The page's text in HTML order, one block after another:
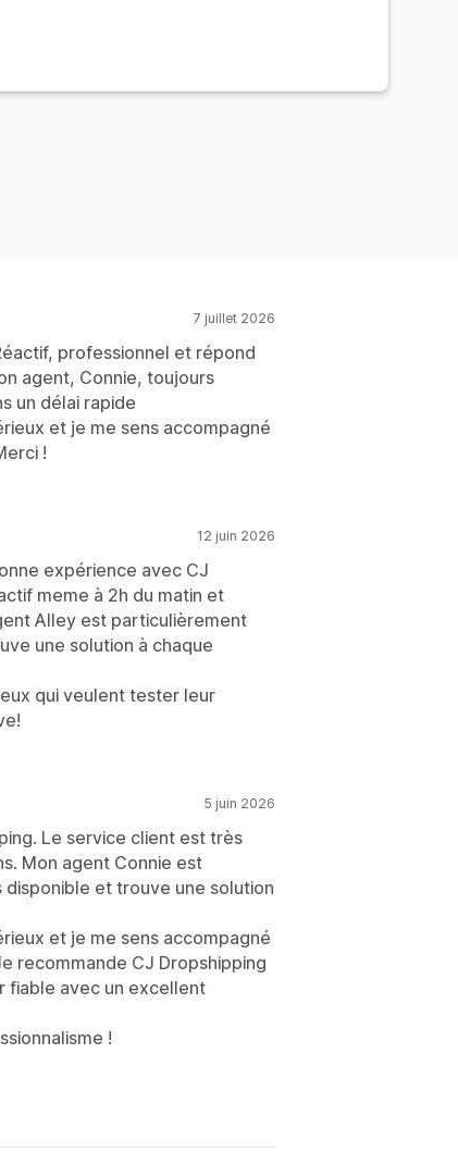
Mises à jour en temps réel
7 juillet 2026
professionnel et répond
agent, Connie, toujours
un délai rapide
et je me sens accompagné
!
12 juin 2026
expérience avec CJ
meme à 2h du matin et
Alley est particulièrement
une solution à chaque
qui veulent tester leur
5 juin 2026
Le service client est très
Mon agent Connie est
et trouve une solution
et je me sens accompagné
recommande CJ Dropshipping
fiable avec un excellent
!